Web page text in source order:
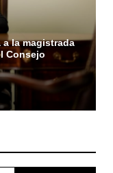
la magistrada
Consejo